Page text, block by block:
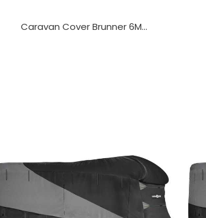
Caravan Cover Brunner 6M...